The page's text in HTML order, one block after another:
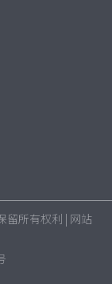
留所有权利 | 网站